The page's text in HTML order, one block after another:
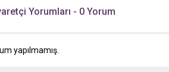
Yorumları - 0 Yorum
yapılmamış.